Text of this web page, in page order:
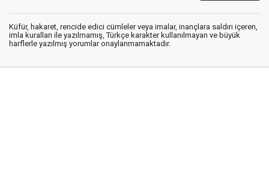
Küfür, hakaret, rencide edici cümleler veya imalar, inançlara saldırı içeren,
imla kuralları ile yazılmamış, Türkçe karakter kullanılmayan ve büyük
harflerle yazılmış yorumlar onaylanmamaktadır.